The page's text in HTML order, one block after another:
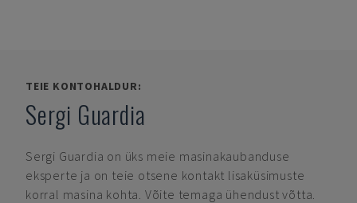
TEIE KONTOHALDUR:
Sergi Guardia
Sergi Guardia on üks meie masinakaubanduse
eksperte ja on teie otsene kontakt lisaküsimuste
korral masina kohta. Võite temaga ühendust võtta.